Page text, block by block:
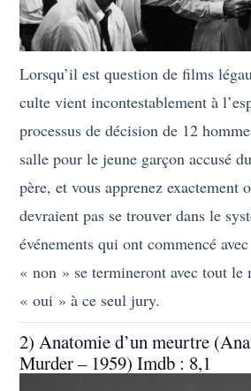
Lorsqu’il est question de films
culte vient incontestablement à
processus de décision de 12
salle pour le jeune garçon accusé
père, et vous apprenez exactement
devraient pas se trouver dans le
événements qui ont commencé
« non » se termineront avec tout le
« oui » à ce seul jury.
2) Anatomie d’un meurtre
Murder – 1959) Imdb : 8,1